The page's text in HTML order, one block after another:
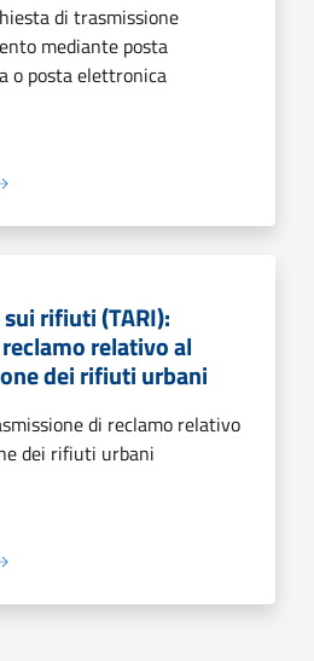
di trasmissione
mediante posta
o posta elettronica
rifiuti (TARI):
relativo al
dei rifiuti urbani
di reclamo relativo
dei rifiuti urbani